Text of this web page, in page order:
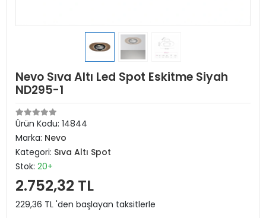
Nevo Sıva Altı Led Spot Eskitme Siyah
ND295-1
Ürün Kodu: 14844
Marka: Nevo
Kategori: Sıva Altı Spot
Stok: 20+
2.752,32 TL
229,36 TL 'den başlayan taksitlerle